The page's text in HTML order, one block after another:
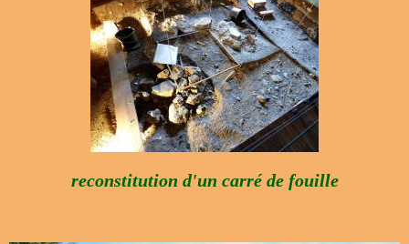
reconstitution d'un carré de fouille